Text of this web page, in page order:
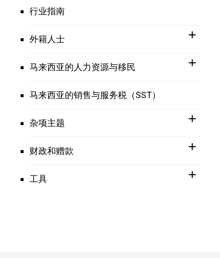
行业指南
外籍人士
马来西亚的人力资源与移民
马来西亚的销售与服务税（SST）
杂项主题
财政和赠款
工具